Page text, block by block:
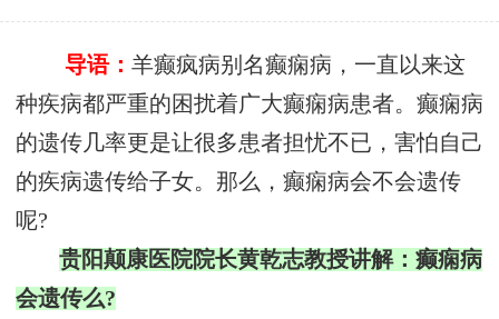
导语：羊癫疯病别名癫痫病，一直以来这
种疾病都严重的困扰着广大癫痫病患者。癫痫病
的遗传几率更是让很多患者担忧不已，害怕自己
的疾病遗传给子女。那么，癫痫病会不会遗传
呢?
贵阳颠康医院院长黄乾志教授讲解：癫痫病
会遗传么?